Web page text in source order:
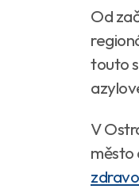
Od
touto
V
město